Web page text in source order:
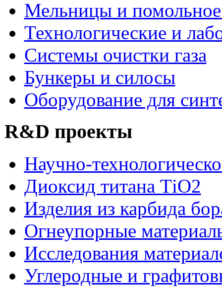
Мельницы и помольное
Технологические и
Системы очистки газа
Бункеры и силосы
Оборудование для
R&D проекты
Научно-
Диоксид титана ТіО2
Изделия из карбида
Огнеупорные
Исследования
Углеродные и